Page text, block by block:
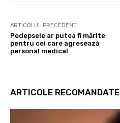
ARTICOLUL PRECEDENT
Pedepsele ar putea fi mărite
pentru cei care agresează
personal medical
ARTICOLE RECOMANDATE